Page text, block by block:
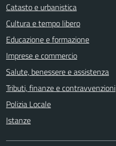
Catasto e urbanistica
Cultura e tempo libero
Educazione e formazione
Imprese e commercio
Salute, benessere e assistenza
Tributi, finanze e contravvenzioni
Polizia Locale
Istanze